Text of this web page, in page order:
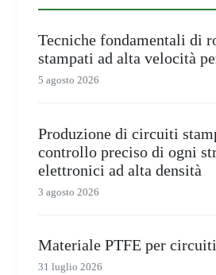
Tecniche fondamentali di
stampati ad alta velocità
5 agosto 2026
Produzione di circuiti
controllo preciso di ogni
elettronici ad alta densità
3 agosto 2026
Materiale PTFE per
31 luglio 2026